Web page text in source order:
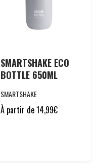
SMARTSHAKE ECO
BOTTLE 650ML
SMARTSHAKE
À partir de14,99€